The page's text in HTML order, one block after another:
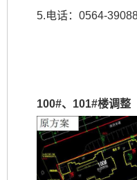
5.电话：0564-
100#、101#楼调整